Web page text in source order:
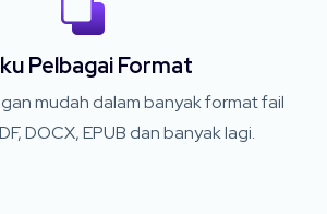
Pelbagai Format
mudah dalam banyak format fail
DOCX, EPUB dan banyak lagi.